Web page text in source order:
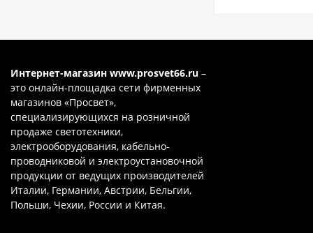
Интернет-магазин www.prosvet66.ru –
это онлайн-площадка сети фирменных
магазинов «Просвет»,
специализирующихся на розничной
продаже светотехники,
электрооборудования, кабельно-
проводниковой и электроустановочной
продукции от ведущих производителей
Италии, Германии, Австрии, Бельгии,
Польши, Чехии, России и Китая.